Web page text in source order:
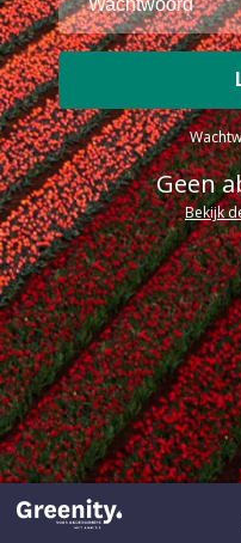
Terug naar overzicht
Geen
Bekijk